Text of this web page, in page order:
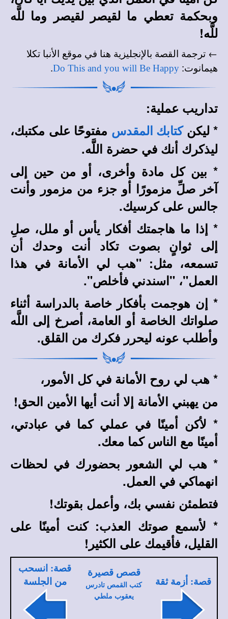
وبحكمة تعطي ما لقيصر لقيصر وما للَّه
للَّه!
← ترجمة القصة بالإنجليزية هنا في موقع الأنبا تكلا
هيمانوت:
Do This and you will Be Happy
.
تداريب عملية:
* ليكنكتابك المقدس مفتوحًا على مكتبك،
ليذكرك أنك في حضرة اللَّه.
* بين كل مادة وأخرى، أو من حين إلى
آخر صلِّ مزمورًا أو جزء من مزمور وأنت
جالس على كرسيك.
* إذا ما هاجمتك أفكار يأس أو ملل، صلِ
إلى ثوانٍ بصوت تكاد أنت وحدك أن
تسمعه، مثل: "هب لي الأمانة في هذا
العمل"، "اسندني فأخلص".
* إن هوجمت بأفكار خاصة بالدراسة أثناء
صلواتك الخاصة أو العامة، أصرخ إلى اللَّه
وأطلب عونه ليحرر فكرك من القلق.
* هب لي روح الأمانة في كل الأمور،
من يهبني الأمانة إلا أنت أيها الأمين الحق!
* لأكن أمينًا في عملي كما في عبادتي،
أمينًا مع الناس كما معك.
* هب لي الشعور بحضورك في لحظات
انهماكي في العمل.
فتطمئن نفسي بك، وأعمل بقوتك!
* لأسمع صوتك العذب: كنت أمينًا على
القليل، فأقيمك على الكثير!
قصة: أزمة ثقة
قصص قصيرة
كتب القمص تادرس
يعقوب ملطي
قصة: انسحب
من الجلسة